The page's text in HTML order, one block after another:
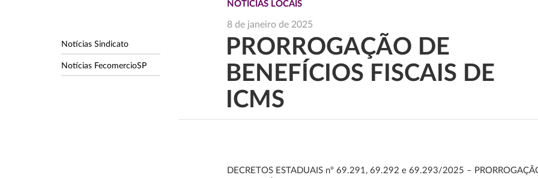
Notícias Sindicato
Notícias FecomercioSP
NOTÍCIAS LOCAIS
8 de janeiro de 2025
PRORROGAÇÃO DE
BENEFÍCIOS FISCAIS DE
ICMS
DECRETOS ESTADUAIS nº 69.291, 69.292 e 69.293/2025 –